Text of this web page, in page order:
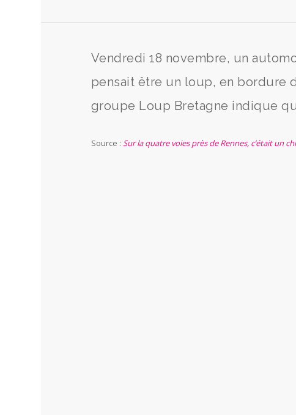
Vendredi 18 novembre, un
pensait être un loup, en bordure
groupe Loup Bretagne indique
Source : Sur la quatre voies près de Rennes, c’était un